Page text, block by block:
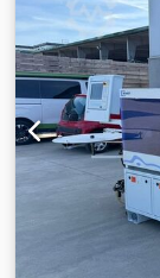
limpåføring,
håndtere
15 mm.
hvilket
at købe denne
Kontakt os for